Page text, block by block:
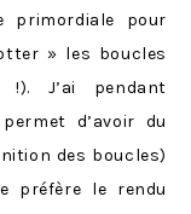
primordiale pour
» les boucles
!). J’ai pendant
d’avoir du
des boucles)
préfère le rendu